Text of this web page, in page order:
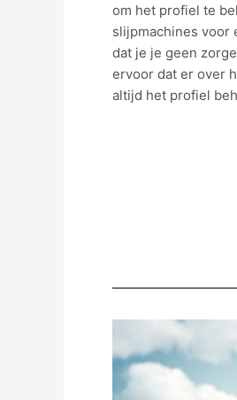
om het profiel te
slijpmachines voor
dat je je geen
ervoor dat er over
altijd het profiel